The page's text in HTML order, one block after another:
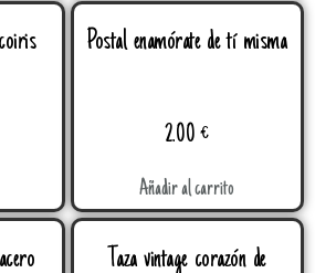
Postal enamórate de tí misma
2.00€
Añadir al carrito
Taza vintage corazón de